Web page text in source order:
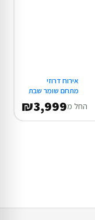
אירוח דרוזי
מתחם שומר שבת
החל מ₪3,999